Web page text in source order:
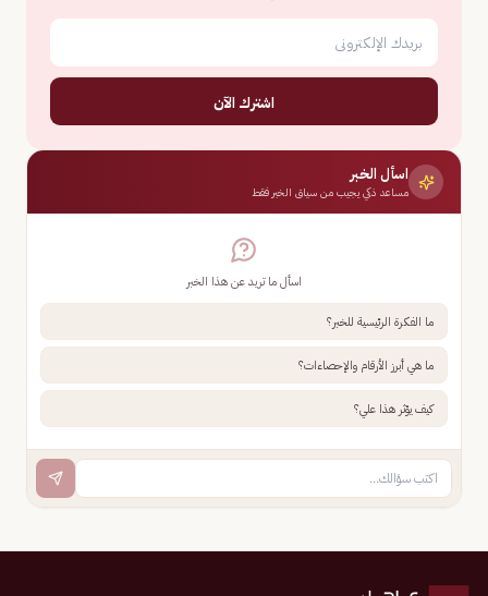
اشترك الآن
اسأل الخبر
مساعد ذكي يجيب من سياق الخبر فقط
اسأل ما تريد عن هذا الخبر
ما الفكرة الرئيسية للخبر؟
ما هي أبرز الأرقام والإحصاءات؟
كيف يؤثر هذا علي؟